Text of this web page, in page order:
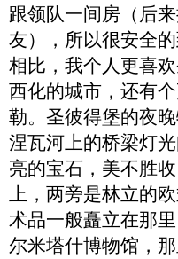
跟领队一间房 （后
友）
，所以很安全
相比，我个人更喜
西化的城市，还有
勒。圣彼得堡的夜
涅瓦河上的桥梁灯
亮的宝石，美不胜
上，两旁是林立的
术品一般矗立在那
尔米塔什博物馆，